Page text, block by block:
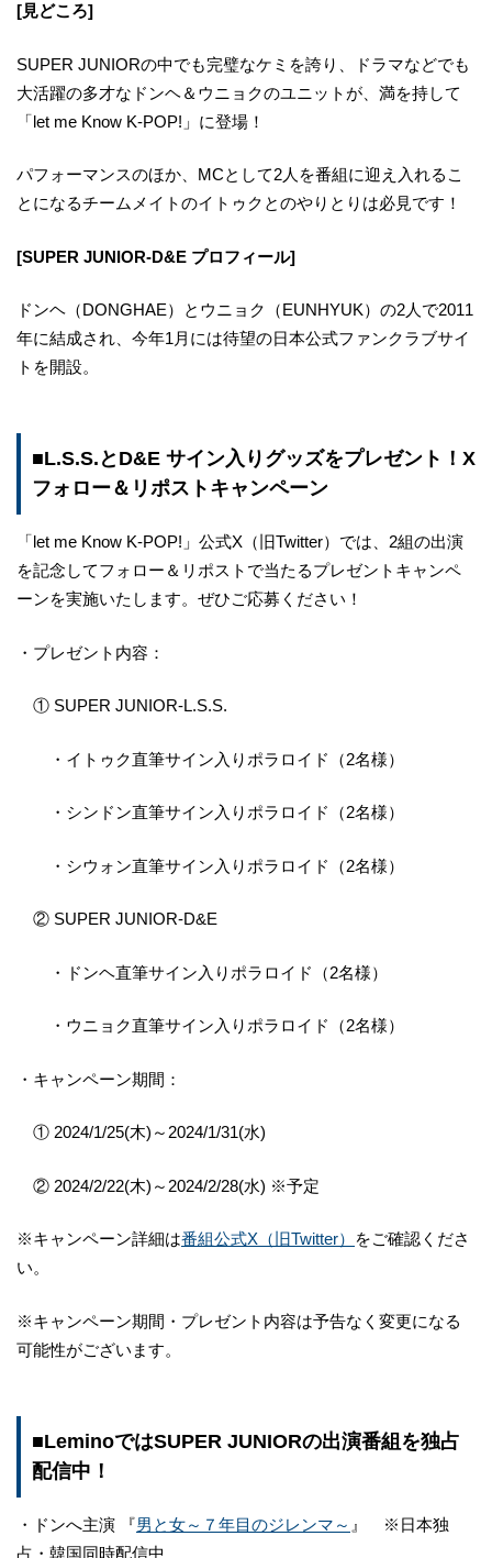
[見どころ]
SUPER JUNIORの中でも完璧なケミを誇り、ドラマなどでも
大活躍の多才なドンヘ＆ウニョクのユニットが、満を持して
「let me Know K-POP!」に登場！
パフォーマンスのほか、MCとして2人を番組に迎え入れるこ
とになるチームメイトのイトゥクとのやりとりは必見です！
[SUPER JUNIOR-D&E プロフィール]
ドンヘ（DONGHAE）とウニョク（EUNHYUK）の2人で2011
年に結成され、今年1月には待望の日本公式ファンクラブサイ
トを開設。
■L.S.S.とD&E サイン入りグッズをプレゼント！X
フォロー＆リポストキャンペーン
「let me Know K-POP!」公式X（旧Twitter）では、2組の出演
を記念してフォロー＆リポストで当たるプレゼントキャンペ
ーンを実施いたします。ぜひご応募ください！
・プレゼント内容：
① SUPER JUNIOR-L.S.S.
・イトゥク直筆サイン入りポラロイド（2名様）
・シンドン直筆サイン入りポラロイド（2名様）
・シウォン直筆サイン入りポラロイド（2名様）
② SUPER JUNIOR-D&E
・ドンヘ直筆サイン入りポラロイド（2名様）
・ウニョク直筆サイン入りポラロイド（2名様）
・キャンペーン期間：
① 2024/1/25(木)～2024/1/31(水)
② 2024/2/22(木)～2024/2/28(水) ※予定
※キャンペーン詳細は番組公式X（旧Twitter）
をご確認くださ
い。
※キャンペーン期間・プレゼント内容は予告なく変更になる
可能性がございます。
■LeminoではSUPER JUNIORの出演番組を独占
配信中！
・ドンへ主演 『男と女～７年目のジレンマ～ 』 ※日本独
占・韓国同時配信中